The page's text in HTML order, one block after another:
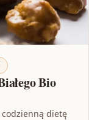
Bio
dietę